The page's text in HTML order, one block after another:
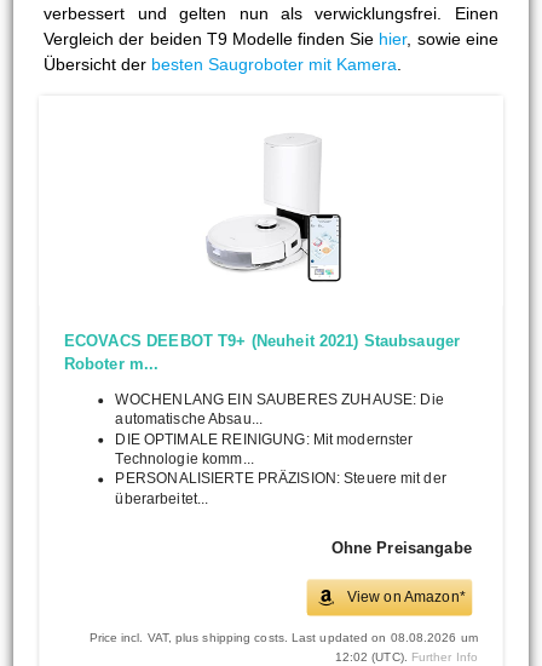
verbessert und gelten nun als verwicklungsfrei. Einen
Vergleich der beiden T9 Modelle finden Sie hier, sowie eine
Übersicht der besten Saugroboter mit Kamera
ECOVACS DEEBOT T9+ (Neuheit 2021) Staubsauger
Roboter m...
WOCHENLANG EIN SAUBERES ZUHAUSE: Die
automatische Absau...
DIE OPTIMALE REINIGUNG: Mit modernster
Technologie komm...
PERSONALISIERTE PRÄZISION: Steuere mit der
überarbeitet...
Ohne Preisangabe
View on Amazon*
Price incl. VAT, plus shipping costs. Last updated on 08.08.2026 um
12:02 (UTC). Further Info